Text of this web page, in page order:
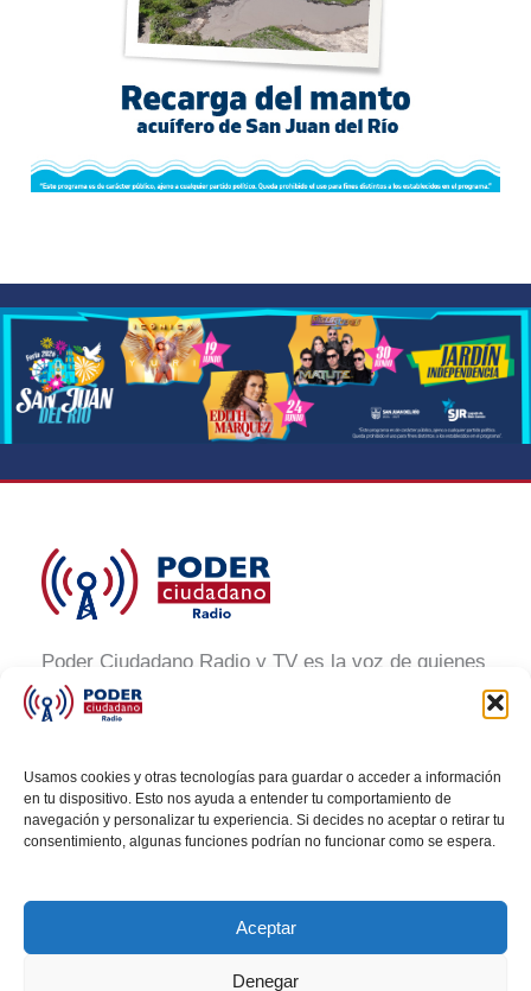
Usamos cookies y otras tecnologías para guardar o acceder a información
en tu dispositivo. Esto nos ayuda a entender tu comportamiento de
navegación y personalizar tu experiencia. Si decides no aceptar o retirar tu
consentimiento, algunas funciones podrían no funcionar como se espera.
Aceptar
Denegar
Poder Ciudadano Radio y TV es la voz de quienes
buscan un México informado y participativo.
Nuestro compromiso es conectar con la
transformación social a través de noticias claras,
veraces y al alcance de todos.